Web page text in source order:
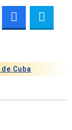
Cuba